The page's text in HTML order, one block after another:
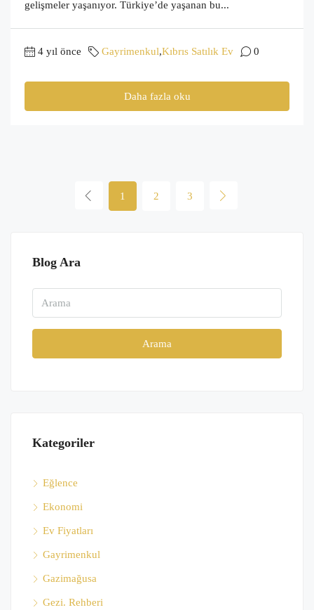
gelişmeler yaşanıyor. Türkiye’de yaşanan bu...
4 yıl önce Gayrimenkul,Kıbrıs Satılık Ev 0
Daha fazla oku
1 2 3
Blog Ara
Arama
Kategoriler
Eğlence
Ekonomi
Ev Fiyatları
Gayrimenkul
Gazimağusa
Gezi. Rehberi